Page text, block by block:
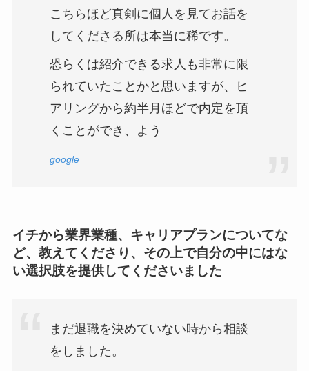
こちらほど真剣に個人を見てお話を
してくださる所は本当に稀です。
恐らくは紹介できる求人も非常に限
られていたことかと思いますが、ヒ
アリングから約半月ほどで内定を頂
くことができ、よう
google
イチから業界業種、キャリアプランについてな
ど、教えてくださり、その上で自分の中にはな
い選択肢を提供してくださいました
まだ退職を決めていない時から相談
をしました。